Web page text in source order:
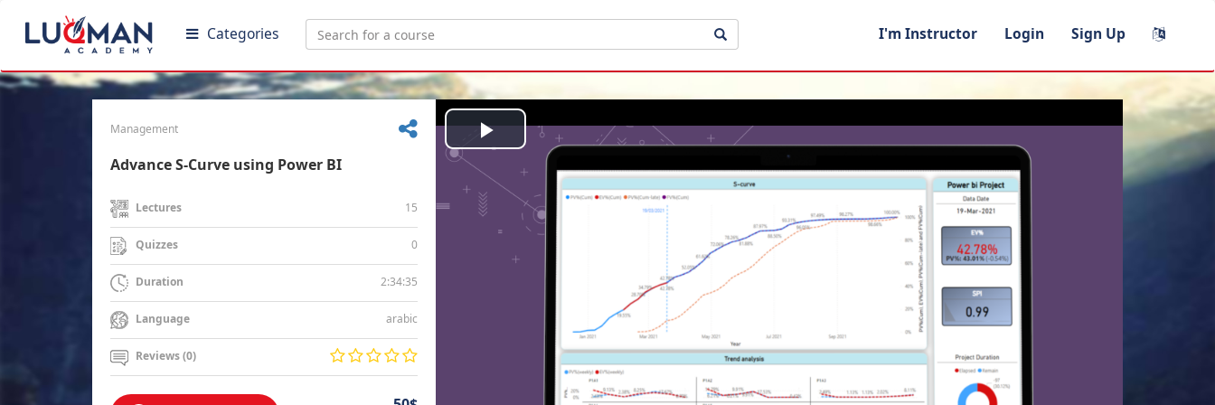
Categories I'm Instructor Login Sign Up
Management
Advance S-Curve using Power BI
Lectures 15
Quizzes 0
Duration 2:34:35
Language arabic
Reviews (0)
Play
Video